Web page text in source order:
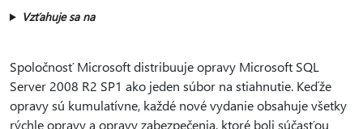
Vzťahuje sa na
Spoločnosť Microsoft distribuuje opravy Microsoft SQL
Server 2008 R2 SP1 ako jeden súbor na stiahnutie. Keďže
opravy sú kumulatívne, každé nové vydanie obsahuje všetky
rýchle opravy a opravy zabezpečenia, ktoré boli súčasťou